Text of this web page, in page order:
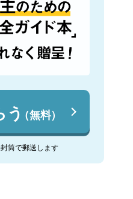
う（無料）
筒で郵送します